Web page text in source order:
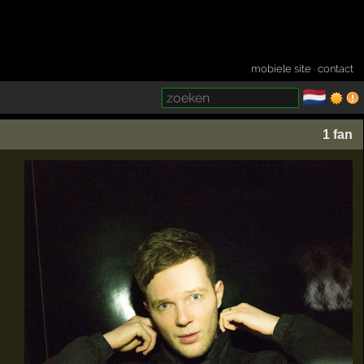
mobiele site ·contact
🇳🇱
1 fan